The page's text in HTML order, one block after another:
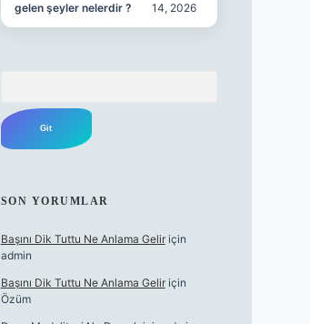
gelen şeyler nelerdir ?
14, 2026
SON YORUMLAR
Başını Dik Tuttu Ne Anlama Geliriçin
admin
Başını Dik Tuttu Ne Anlama Geliriçin
Özüm